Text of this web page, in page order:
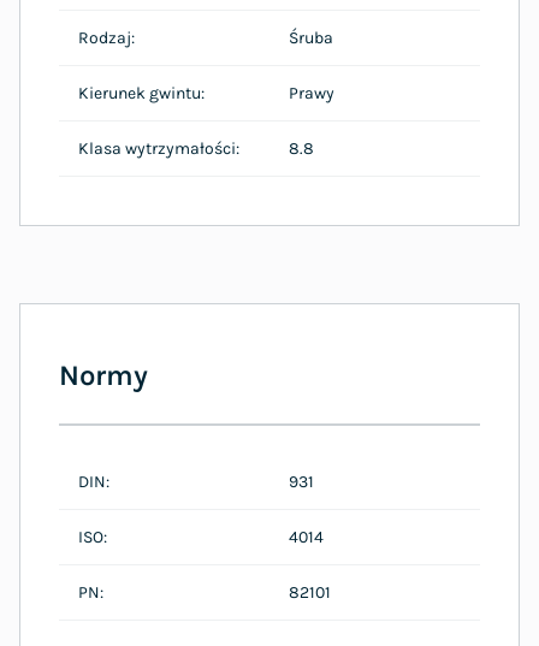
Rodzaj: Śruba
Kierunek gwintu: Prawy
Klasa wytrzymałości: 8.8
Normy
DIN: 931
ISO: 4014
PN: 82101